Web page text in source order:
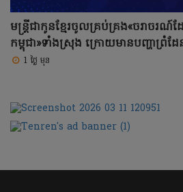
មន្ត្រីជាកូនខ្មែរចូលគ្រប់គ្រង«ចរាចរណ៍
កម្ពុជា»ទាំងស្រុង ក្រោយមានបញ្ហាព្រំដ
1 ថ្ងៃ មុន